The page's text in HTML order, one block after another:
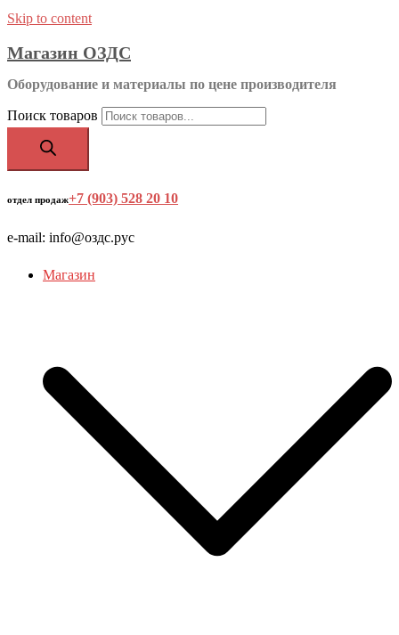
Skip to content
Магазин ОЗДС
Оборудование и материалы по цене производителя
Поиск товаров
отдел продаж+7 (903) 528 20 10
e-mail: info@оздс.рус
Магазин